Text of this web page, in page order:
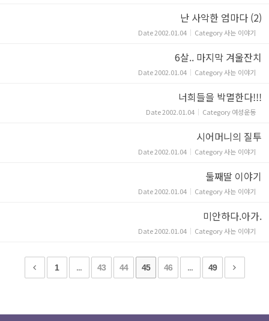
난 사악한 엄마다 (2)
Date2002.01.04 Category사는 이야기
6살.. 마지막 겨울잔치
Date2002.01.04 Category사는 이야기
너희들을 박멸한다!!!
Date2002.01.04 Category여성운동
시어머니의 질투
Date2002.01.04 Category사는 이야기
둘째딸 이야기
Date2002.01.04 Category사는 이야기
미안하다.아가.
Date2002.01.04 Category사는 이야기
1 ... 43 44 45 46 ... 49